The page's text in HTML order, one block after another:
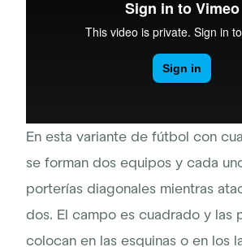
En esta variante de fútbol con
se forman dos equipos y cada
porterías diagonales mientras
dos. El campo es cuadrado y las
colocan en las esquinas o en los